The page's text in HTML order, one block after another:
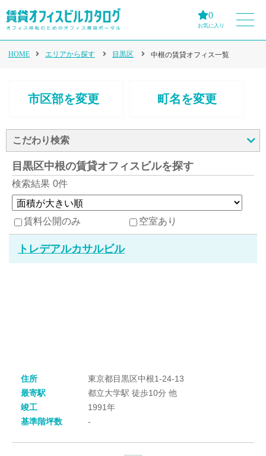
0
お気に入り
HOME エリアから探す 目黒区 中根の賃貸オフィス一覧
市区部を変更 町名を変更
こだわり検索
目黒区中根の賃貸オフィスビルを探す
検索結果 0件
賃料公開のみ 空室あり
トレデアルカサルビル
住所
東京都目黒区中根1-24-13
最寄駅
都立大学駅 徒歩10分 他
竣工
1991年
基準階坪数
-